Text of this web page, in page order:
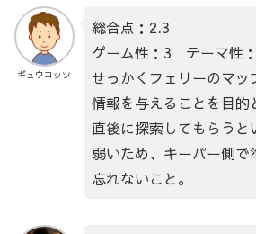
ギュウコッツ
総合点：2.3
ゲーム性：3 テーマ性
せっかくフェリーのマッ
情報を与えることを目的
直後に探索してもらう
弱いため、キーパー側で
忘れないこと。